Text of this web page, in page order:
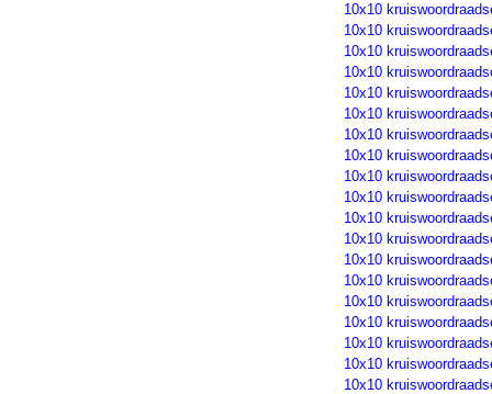
10x10
10x10
10x10
10x10
10x10
10x10
10x10
10x10
10x10
10x10
10x10
10x10
10x10
10x10
10x10
10x10
10x10
10x10
10x10